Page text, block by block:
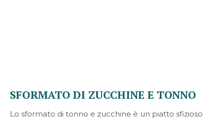
SFORMATO DI ZUCCHINE E TONNO
Lo sformato di tonno e zucchine è un piatto sfizioso